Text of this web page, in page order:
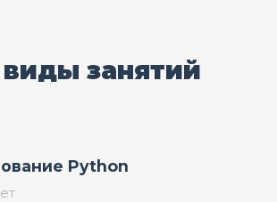
занятий
Python